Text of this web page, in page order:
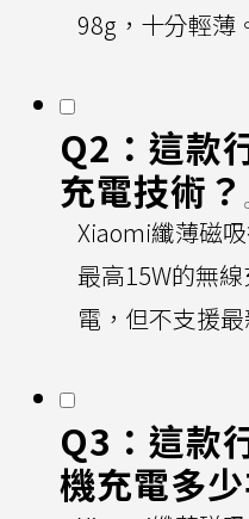
98g，十分輕薄
Q2：這款
充電技術？
Xiaomi纖薄磁
最高15W的無
電，但不支援
Q3：這款
機充電多少